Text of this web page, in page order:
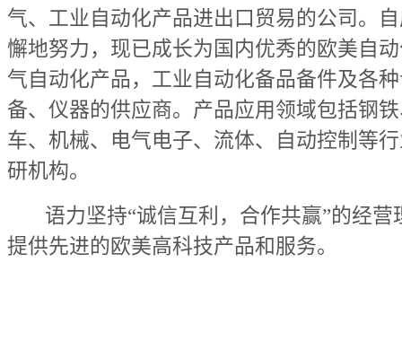
气、工业自动化产品进出口贸易的公司。
懈地努力，现已成长为国内优秀的欧美自
气自动化产品，工业自动化备品备件及各
备、仪器的供应商。产品应用领域包括钢
车、机械、电气电子、流体、自动控制等
研机构。
语力坚持“诚信互利，合作共赢”的经营
提供先进的欧美高科技产品和服务。